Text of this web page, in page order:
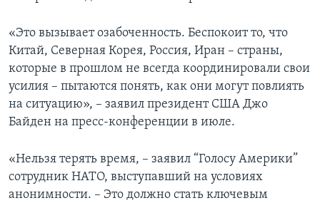
«Это вызывает озабоченность. Беспокоит то, что
Китай, Северная Корея, Россия, Иран – страны,
которые в прошлом не всегда координировали свои
усилия – пытаются понять, как они могут повлиять
на ситуацию», – заявил президент США Джо
Байден на пресс-конференции в июле.
«Нельзя терять время, – заявил “Голосу Америки”
сотрудник НАТО, выступавший на условиях
анонимности. – Это должно стать ключевым